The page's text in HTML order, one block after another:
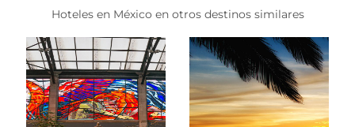
Hoteles en México en otros destinos similares